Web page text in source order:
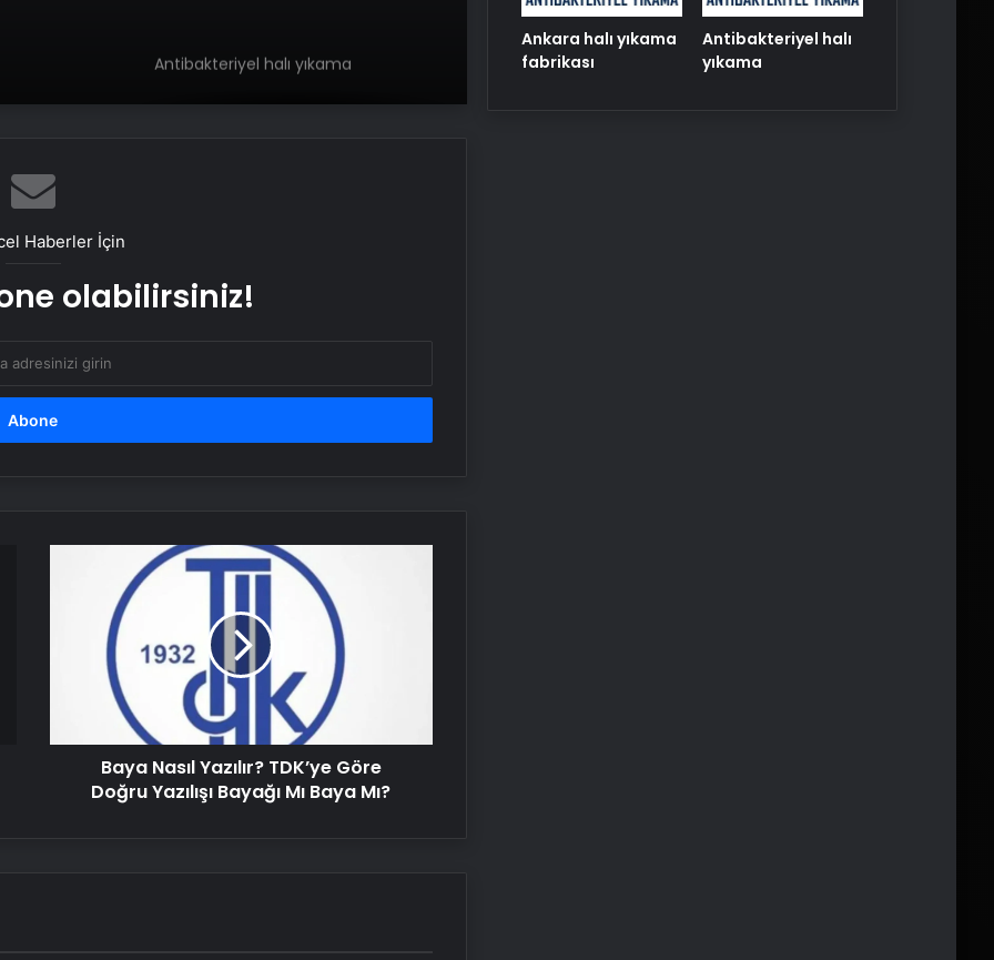
Antibakteriyel halı yıkama
Hizmetleri
2025 Perşembe
Nişantaşı Üniversitesi’nden 2026 YKS
Adaylarına Çifte Güvence: Sabit
Ücret ve Kesintisiz Burs
Serjoy : Dijital Medya Ajansı, Google
Reklam Ajansı, SEO Ajansı ve Web
Tasarım Ajansı
Haberler İçin
olabilirsiniz!
Mı
Baya Nasıl Yazılır? TDK’ye Göre
Doğru Yazılışı Bayağı Mı Baya Mı?
Ankara halı yıkama
fabrikası
Antibakteriyel halı
yıkama